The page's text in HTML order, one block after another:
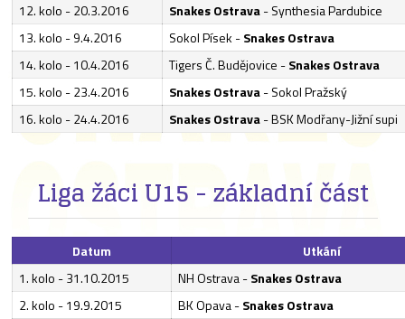
12. kolo - 20.3.2016
Snakes Ostrava- Synthesia Pardubice
13. kolo - 9.4.2016
Sokol Písek -Snakes Ostrava
14. kolo - 10.4.2016
Tigers Č. Budějovice -Snakes Ostrava
15. kolo - 23.4.2016
Snakes Ostrava- Sokol Pražský
16. kolo - 24.4.2016
Snakes Ostrava- BSK Modřany-Jižní supi
Liga žáci U15 - základní část
Datum
Utkání
1. kolo - 31.10.2015
NH Ostrava -Snakes Ostrava
2. kolo - 19.9.2015
BK Opava -Snakes Ostrava